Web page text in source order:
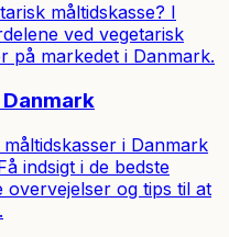
måltidskasse? I
ved vegetarisk
på markedet i Danmark.
i Danmark
indsigt i de bedste
og tips til at